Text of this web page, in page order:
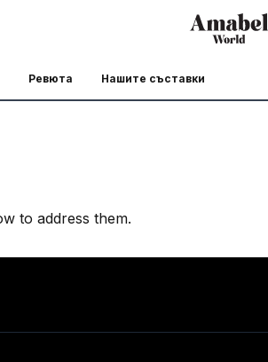
Ревюта Нашите съставки
to address them.